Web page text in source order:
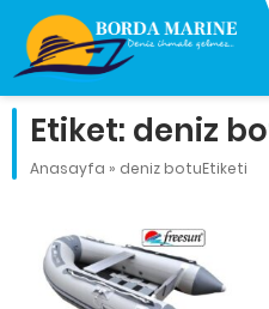
Etiket: deniz
Anasayfa » deniz botuEtiketi